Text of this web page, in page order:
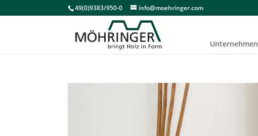
49(0)9383/950-0 info@moehringer.com
Unternehmen